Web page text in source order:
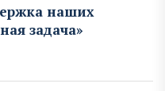
наших
задача»